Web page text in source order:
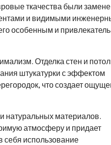
ткачества были
и видимыми
особенным и
Отделка стен и
штукатурки с эффектом
что создает
натуральных материалов.
атмосферу и придает
себя использование